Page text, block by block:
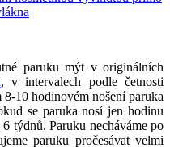
paruku mýt v originálních
, v intervalech podle četnosti
10 hodinovém nošení paruka
se paruka nosí jen hodinu
týdnů. Paruku necháváme po
paruku pročesávat velmi